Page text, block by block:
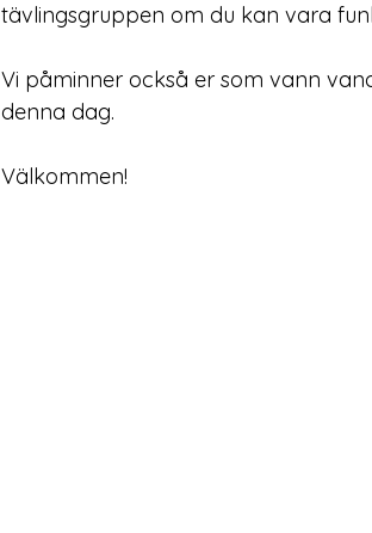
tävlingsgruppen om du kan vara
Vi påminner också er som vann
denna dag.
Välkommen!